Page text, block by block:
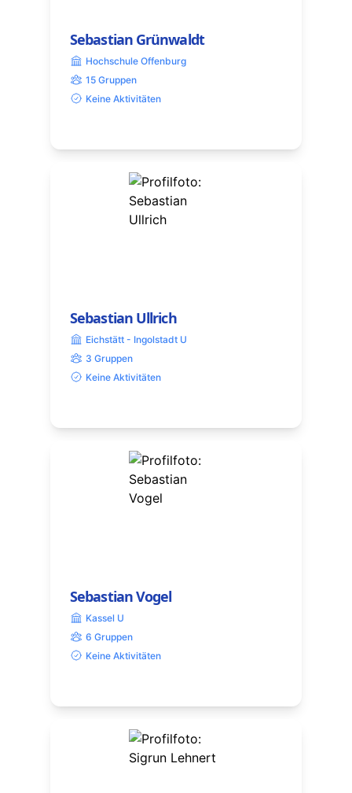
Sebastian Grünwaldt
Hochschule Offenburg
15 Gruppen
Keine Aktivitäten
Sebastian Ullrich
Eichstätt - Ingolstadt U
3 Gruppen
Keine Aktivitäten
Sebastian Vogel
Kassel U
6 Gruppen
Keine Aktivitäten